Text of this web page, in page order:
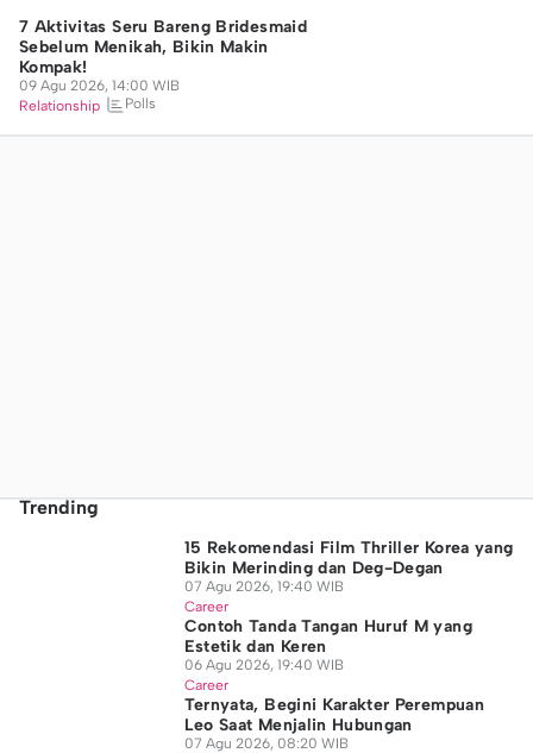
7 Aktivitas Seru Bareng Bridesmaid
Sebelum Menikah, Bikin Makin
Kompak!
09 Agu 2026, 14:00 WIB
Relationship
Polls
Trending
15 Rekomendasi Film Thriller Korea yang
Bikin Merinding dan Deg-Degan
07 Agu 2026, 19:40 WIB
Career
Contoh Tanda Tangan Huruf M yang
Estetik dan Keren
06 Agu 2026, 19:40 WIB
Career
Ternyata, Begini Karakter Perempuan
Leo Saat Menjalin Hubungan
07 Agu 2026, 08:20 WIB